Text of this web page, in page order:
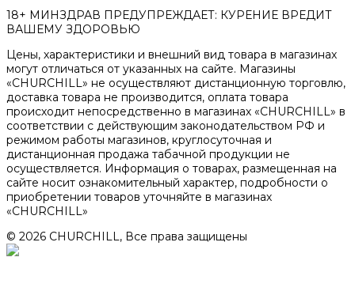
18+ МИНЗДРАВ ПРЕДУПРЕЖДАЕТ: КУРЕНИЕ ВРЕДИТ
ВАШЕМУ ЗДОРОВЬЮ
Цены, характеристики и внешний вид товара в магазинах
могут отличаться от указанных на сайте. Магазины
«CHURCHILL» не осуществляют дистанционную торговлю,
доставка товара не производится, оплата товара
происходит непосредственно в магазинах «CHURCHILL» в
соответствии с действующим законодательством РФ и
режимом работы магазинов, круглосуточная и
дистанционная продажа табачной продукции не
осуществляется. Информация о товарах, размещенная на
сайте носит ознакомительный характер, подробности о
приобретении товаров уточняйте в магазинах
«CHURCHILL»
© 2026 CHURCHILL, Все права защищены